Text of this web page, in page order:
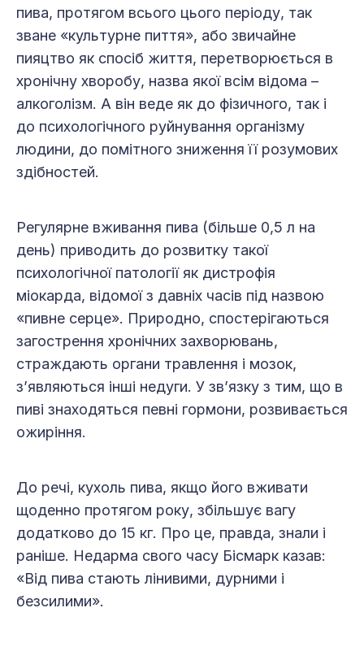
пива, протягом всього цього періоду, так
зване «культурне пиття», або звичайне
пияцтво як спосіб життя, перетворюється в
хронічну хворобу, назва якої всім відома –
алкоголізм. А він веде як до фізичного, так і
до психологічного руйнування організму
людини, до помітного зниження її розумових
здібностей.
Регулярне вживання пива (більше 0,5 л на
день) приводить до розвитку такої
психологічної патології як дистрофія
міокарда, відомої з давніх часів під назвою
«пивне серце». Природно, спостерігаються
загострення хронічних захворювань,
страждають органи травлення і мозок,
з’являються інші недуги. У зв’язку з тим, що в
пиві знаходяться певні гормони, розвивається
ожиріння.
До речі, кухоль пива, якщо його вживати
щоденно протягом року, збільшує вагу
додатково до 15 кг. Про це, правда, знали і
раніше. Недарма свого часу Бісмарк казав:
«Від пива стають лінивими, дурними і
безсилими».